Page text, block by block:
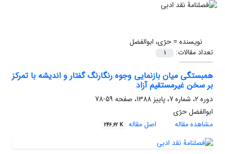
نویسنده =حرّی، ابوالفضل
تعداد مقالات:
1
همبستگی میان بازنمایی وجوه رنگارنگ گفتار و اندیشه با تمرکز
بر سخن غیرمستقیم آزاد
دوره 2، شماره 7، پاییز 1388، صفحه
59-78
ابوالفضل حرّی
مشاهده مقاله
اصل مقاله 246.62 K